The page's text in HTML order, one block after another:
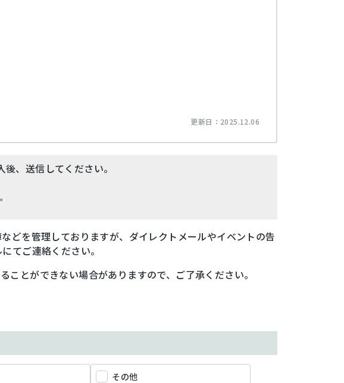
更新日： 2025.12.06
、送信してください。
どを管理しておりますが、ダイレクトメールやイベントの告
てご連絡ください。
とができない場合がありますので、ご了承ください。
その他